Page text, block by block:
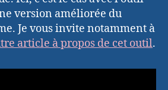
version améliorée du
Je vous invite notamment à
article à propos de cet outil.